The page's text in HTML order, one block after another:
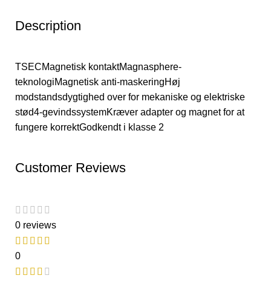
Description
TSECMagnetisk kontaktMagnasphere-
teknologiMagnetisk anti-maskeringHøj
modstandsdygtighed over for mekaniske og elektriske
stød4-gevindssystemKræver adapter og magnet for at
fungere korrektGodkendt i klasse 2
Customer Reviews
0 reviews
0